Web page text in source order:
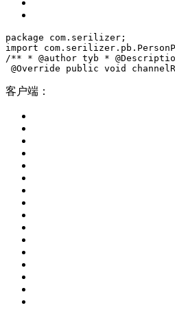
package com.serilizer;
import
/** * @author tyb *
@Override public void
客户端：